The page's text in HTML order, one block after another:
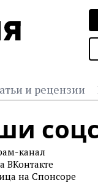
и рецензии
канал
ВКонтакте
на Спонсоре